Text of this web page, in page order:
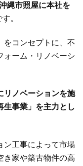
縄市照屋に本社を
す。
をコンセプトに、不
ォーム・リノベーシ
リノベーションを施
生事業」を主力とし
ン工事によって市場
き家や築古物件の高